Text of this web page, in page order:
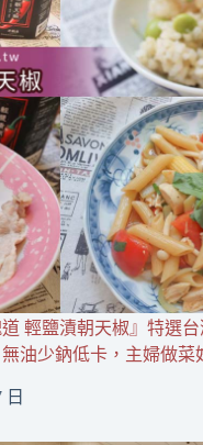
道 輕鹽漬朝天椒』特選
油少鈉低卡，主婦做菜
日